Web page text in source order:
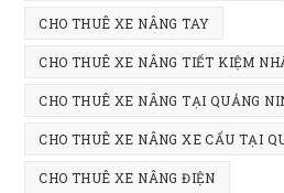
CHO THUÊ XE NÂNG TAY
CHO THUÊ XE NÂNG TIẾT KIỆM
CHO THUÊ XE NÂNG TẠI QUẢNG
CHO THUÊ XE NÂNG XE CẨU TẠI
CHO THUÊ XE NÂNG ĐIỆN